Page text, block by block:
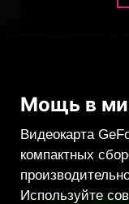
Мощь в
Видеокарта
компактных
Используйте